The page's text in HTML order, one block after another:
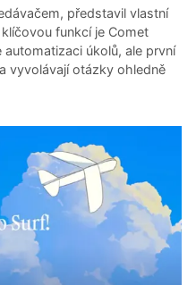
představil vlastní
funkcí je Comet
úkolů, ale první
vyvolávají otázky ohledně